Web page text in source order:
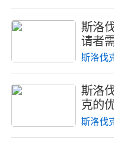
斯洛
请者
斯洛伐
斯洛
克的
斯洛伐